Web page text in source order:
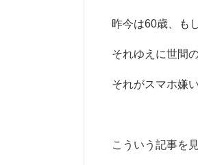
昨今は60歳、も
それゆえに世間
それがスマホ嫌
こういう記事を